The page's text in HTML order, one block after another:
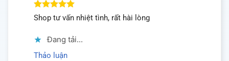
Được xếp
hạng
Shop tư vấn nhiệt tình, rất hài lòng
Đang tải...
Thảo luận